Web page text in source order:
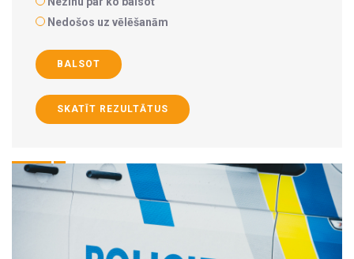
Nedošos uz vēlēšanām
BALSOT
SKATĪT REZULTĀTUS